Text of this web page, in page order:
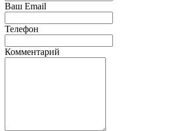
Ваш Email
Телефон
Комментарий